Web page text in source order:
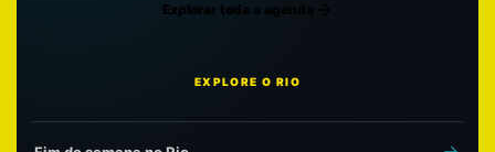
Explorar toda a agenda
EXPLORE O RIO